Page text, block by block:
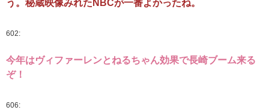
う。秘蔵映像みれたNBCが一番よかったね。
602:
今年はヴィファーレンとねるちゃん効果で長崎ブーム来る
ぞ！
606: